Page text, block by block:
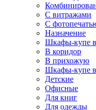
С витражами
С
Назначение
Шкафы-купе
В коридор
В прихожую
Шкафы-купе
Детские
Офисные
Для книг
Для одежды